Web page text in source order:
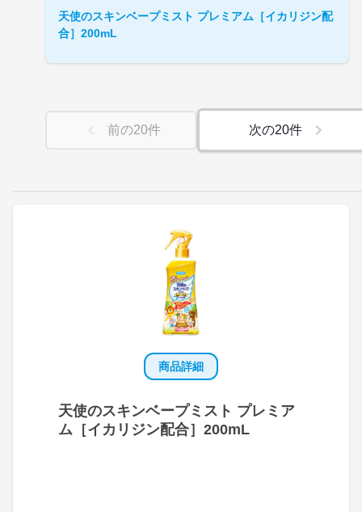
商品詳細
天使のスキンベープミスト プレミア
ム［イカリジン配合］200mL
天使のスキンベープミスト プレミアム［イカリジン配
合］200mL
前の20件 次の20件